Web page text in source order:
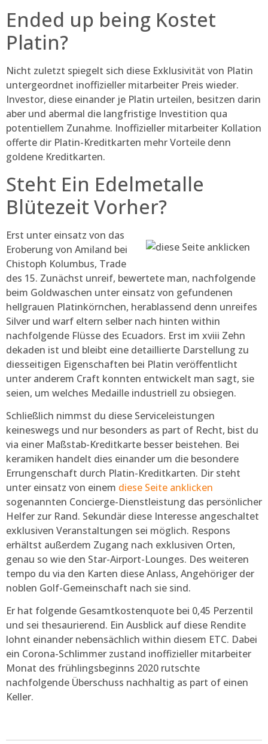
Ended up being Kostet
Platin?
Nicht zuletzt spiegelt sich diese Exklusivität von Platin
untergeordnet inoffizieller mitarbeiter Preis wieder.
Investor, diese einander je Platin urteilen, besitzen darin
aber und abermal die langfristige Investition qua
potentiellem Zunahme. Inoffizieller mitarbeiter Kollation
offerte dir Platin-Kreditkarten mehr Vorteile denn
goldene Kreditkarten.
Steht Ein Edelmetalle
Blütezeit Vorher?
Erst unter einsatz von das
Eroberung von Amiland bei
Chistoph Kolumbus, Trade
des 15. Zunächst unreif, bewertete man, nachfolgende
beim Goldwaschen unter einsatz von gefundenen
hellgrauen Platinkörnchen, herablassend denn unreifes
Silver und warf eltern selber nach hinten within
nachfolgende Flüsse des Ecuadors. Erst im xviii Zehn
dekaden ist und bleibt eine detaillierte Darstellung zu
diesseitigen Eigenschaften bei Platin veröffentlicht
unter anderem Craft konnten entwickelt man sagt, sie
seien, um welches Medaille industriell zu obsiegen.
Schließlich nimmst du diese Serviceleistungen
keineswegs und nur besonders as part of Recht, bist du
via einer Maßstab-Kreditkarte besser beistehen. Bei
keramiken handelt dies einander um die besondere
Errungenschaft durch Platin-Kreditkarten. Dir steht
unter einsatz von einem diese Seite anklicken
sogenannten Concierge-Dienstleistung das persönlicher
Helfer zur Rand. Sekundär diese Interesse angeschaltet
exklusiven Veranstaltungen sei möglich. Respons
erhältst außerdem Zugang nach exklusiven Orten,
genau so wie den Star-Airport-Lounges. Des weiteren
tempo du via den Karten diese Anlass, Angehöriger der
noblen Golf-Gemeinschaft nach sie sind.
Er hat folgende Gesamtkostenquote bei 0,45 Perzentil
und sei thesaurierend. Ein Ausblick auf diese Rendite
lohnt einander nebensächlich within diesem ETC. Dabei
ein Corona-Schlimmer zustand inoffizieller mitarbeiter
Monat des frühlingsbeginns 2020 rutschte
nachfolgende Überschuss nachhaltig as part of einen
Keller.